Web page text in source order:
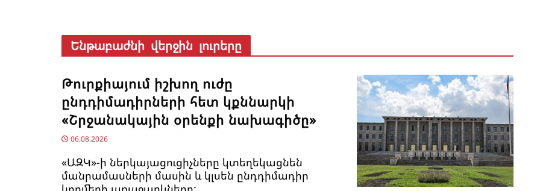
Ենթաբաժնի վերջին լուրերը
Թուրքիայում իշխող ուժը
ընդդիմադիրների հետ կքննարկի
«Շրջանակային օրենքի նախագիծը»
06.08.2026
«ԱԶԿ»-ի ներկայացուցիչները կտեղեկացնեն
մանրամասների մասին և կլսեն ընդդիմադիր